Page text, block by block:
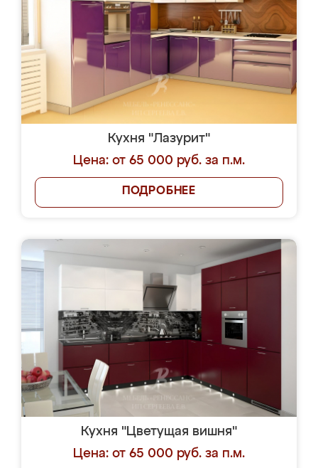
Кухня "Лазурит"
Цена: от 65 000 руб. за п.м.
ПОДРОБНЕЕ
Кухня "Цветущая вишня"
Цена: от 65 000 руб. за п.м.